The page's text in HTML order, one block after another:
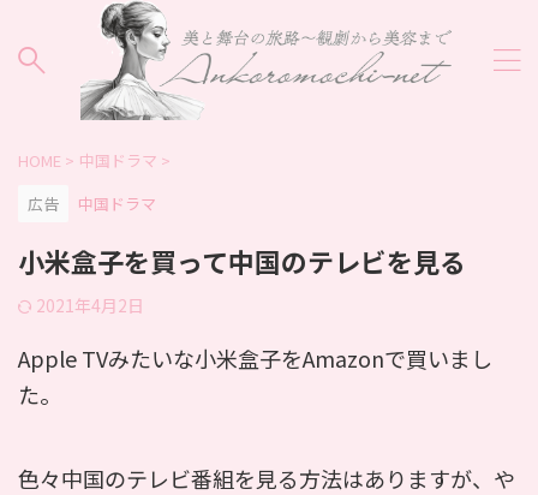
HOME > 中国ドラマ >
広告
中国ドラマ
小米盒子を買って中国のテレビを見る
2021年4月2日
Apple TVみたいな小米盒子をAmazonで買いまし
た。
色々中国のテレビ番組を見る方法はありますが、や